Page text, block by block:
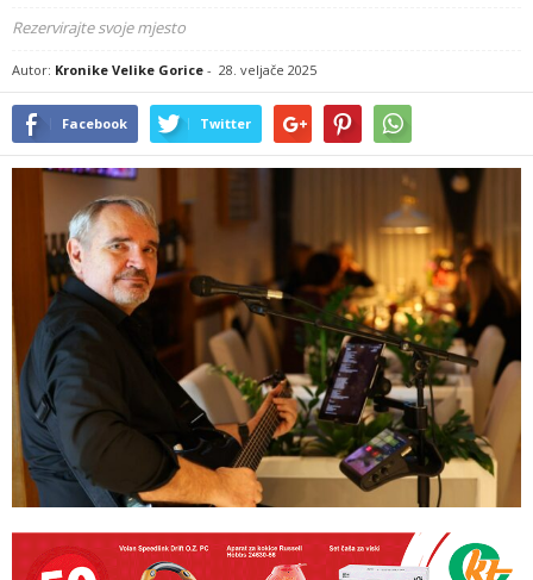
Rezervirajte svoje mjesto
Autor: Kronike Velike Gorice - 28. veljače 2025
Facebook Twitter